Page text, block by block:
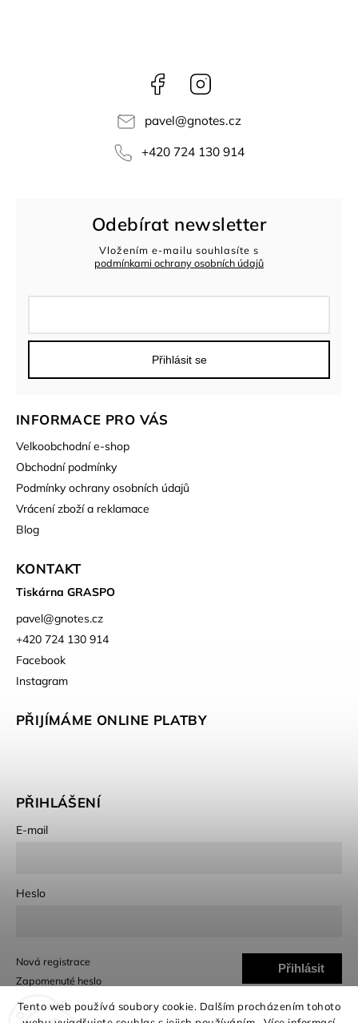
Tento web používá soubory cookie. Dalším procházením tohoto
Facebook
pavel@gnotes.cz
+420 724 130 914
INFORMACE PRO VÁS
Velkoobchodní e-shop
Obchodní podmínky
Podmínky ochrany osobních údajů
Vrácení zboží a reklamace
Blog
KONTAKT
Tiskárna GRASPO
pavel@gnotes.cz
+420 724 130 914
Facebook
Instagram
PŘIJÍMÁME ONLINE PLATBY
PŘIHLÁŠENÍ
E-mail
Heslo
Přihlásit
Nová registrace
Zapomenuté heslo
Odebírat newsletter
Vložením e-mailu souhlasíte s
podmínkami ochrany osobních údajů
Přihlásit se